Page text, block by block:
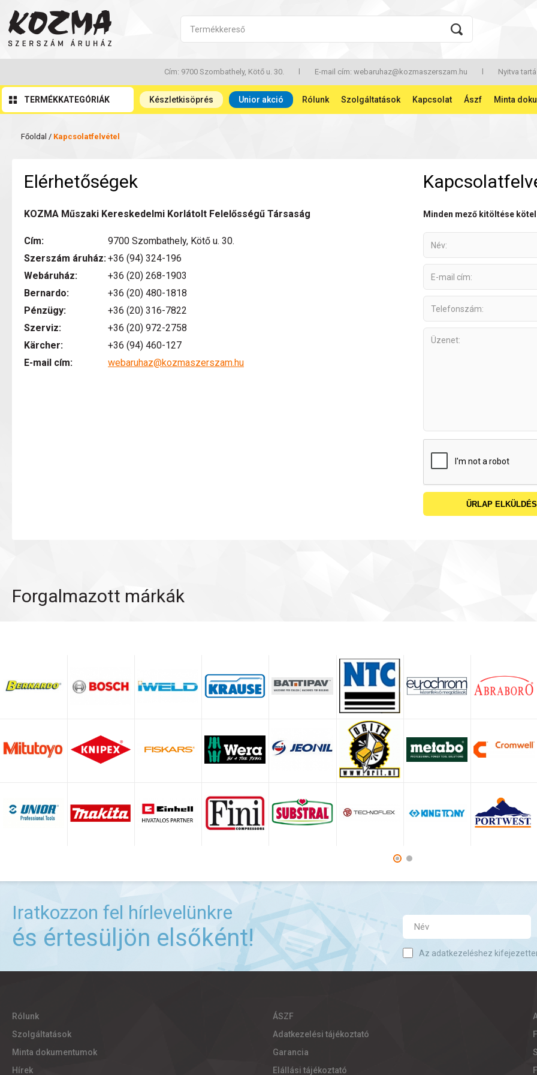
Cím: 9700 Szombathely, Kötő u. 30. E-mail cím: webaruhaz@kozmaszerszam.hu Nyitva
TERMÉKKATEGÓRIÁK Készletkisöprés Unior akció Rólunk Szolgáltatások Kapcsolat Ászf Minta
Főoldal / Kapcsolatfelvétel
Elérhetőségek
KOZMA Műszaki Kereskedelmi Korlátolt Felelősségű Társaság
Cím:
9700 Szombathely, Kötő u. 30.
Szerszám áruház:+36 (94) 324-196
Webáruház:
+36 (20) 268-1903
Bernardo:
+36 (20) 480-1818
Pénzügy:
+36 (20) 316-7822
Szerviz:
+36 (20) 972-2758
Kärcher:
+36 (94) 460-127
E-mail cím:
webaruhaz@kozmaszerszam.hu
Minden mező kitöltése
ŰRLAP
Forgalmazott márkák
Iratkozzon fel hírlevelünkre
és értesüljön elsőként!
Az adatkezeléshez
Rólunk
Szolgáltatások
Minta dokumentumok
Hírek
ÁSZF
Adatkezelési tájékoztató
Garancia
Elállási tájékoztató